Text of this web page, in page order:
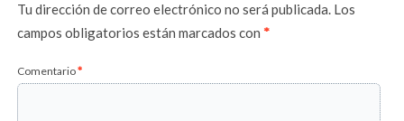
Tu dirección de correo electrónico no será publicada. Los
campos obligatorios están marcados con*
Comentario*